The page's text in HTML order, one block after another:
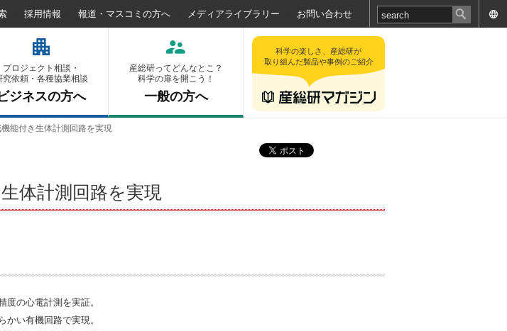
採用情報 報道・マスコミの方へ メディアライブラリー お問い合わせ
プロジェクト相談・
究依頼・各種協業相談
ジネスの方へ
産総研ってどんなとこ？
科学の扉を開こう！
一般の方へ
科学の楽しさ、産総研が
取り組んだ製品や事例のご紹介
能付き生体計測回路を実現
体計測回路を実現
の心電計測を実証。
い有機回路で実現。